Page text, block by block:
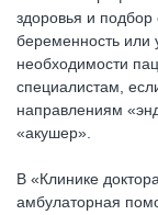
здоровья и
беременность или
необходимости
специалистам,
направлениям
«акушер».
В «Клинике
амбулаторная